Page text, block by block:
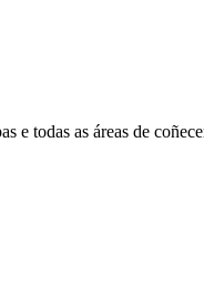
e todas as áreas de